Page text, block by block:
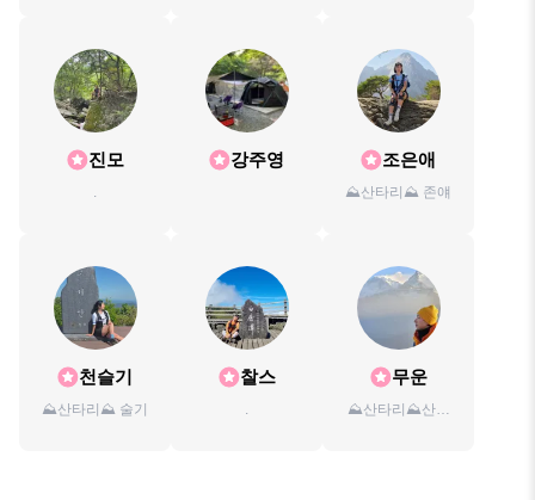
진모 강주영 조은애
⛰️산타리⛰️ 존얘
천슬기
⛰️산타리⛰️ 술기
찰스 무운
⛰️산타리⛰️산토